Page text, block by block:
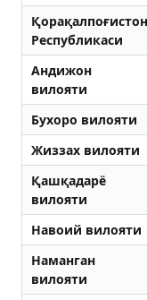
Қорақалпоғистон
Республикаси
Aндижон
вилояти
Бухоро вилояти
Жиззах вилояти
Қашқадарё
вилояти
Навоий вилояти
Наманган
вилояти